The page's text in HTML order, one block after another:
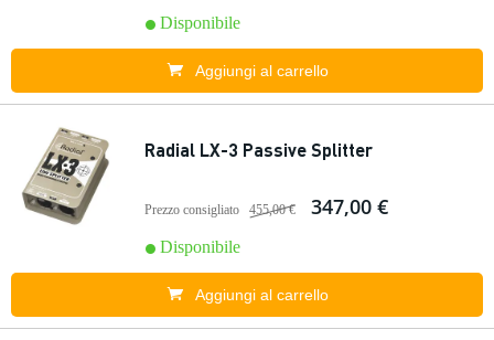
Disponibile
Aggiungi al carrello
Radial LX-3 Passive Splitter
Prezzo consigliato 455,00 € 347,00 €
Disponibile
Aggiungi al carrello